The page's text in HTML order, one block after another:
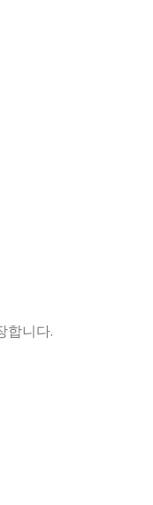
합니다.